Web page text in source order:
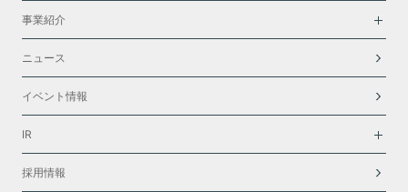
事業紹介
ニュース
イベント情報
IR
採用情報